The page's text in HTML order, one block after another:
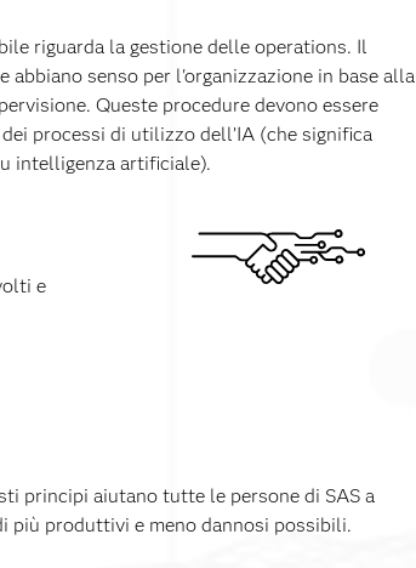
riguarda la gestione delle operations. Il
abbiano senso per l'organizzazione in base alla
Queste procedure devono essere
processi di utilizzo dell’IA (che significa
intelligenza artificiale).
e
principi aiutano tutte le persone di SAS a
più produttivi e meno dannosi possibili.